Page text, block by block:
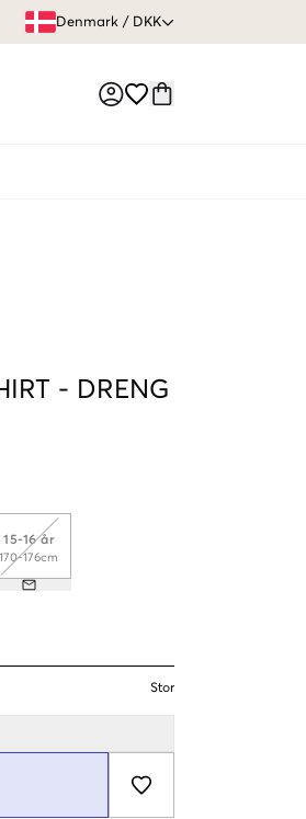
Denmark / DKK
- DRENG
15-16 år
170-176cm
Stor